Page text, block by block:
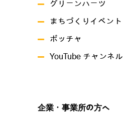
グリーンハーツ
まちづくりイベント
ボッチャ
YouTube チャンネル
企業・事業所の方へ